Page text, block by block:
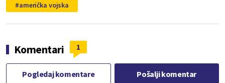
američka vojska
Komentari 1
Pogledaj komentare Pošalji komentar